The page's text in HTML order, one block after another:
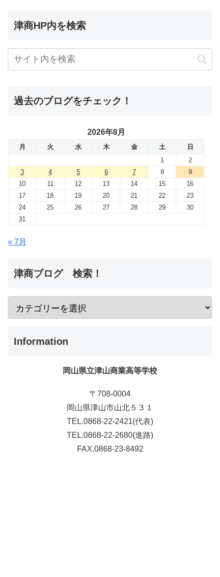
津商HP内を検索
過去のブログをチェック！
2026年8月
月 火 水 木 金 土
日
1
2
3
4 5 6 7 8
9
10
11 12 13 14 15
16
17
18 19 20 21 22
23
24
25 26 27 28 29
30
31
« 7月
津商ブログ 検索！
Information
岡山県立津山商業高等学校
〒708-0004
岡山県津山市山北５３１
TEL.0868-22-2421(代表)
TEL.0868-22-2680(進路)
FAX.0868-23-8492